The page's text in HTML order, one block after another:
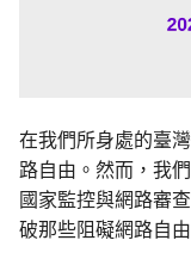
在我們所身處的臺
路自由。然而，我
國家監控與網路審
破那些阻礙網路自